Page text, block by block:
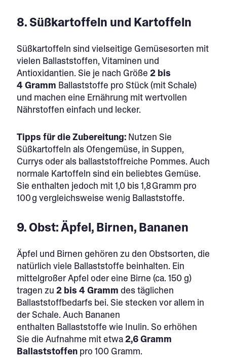
8. Süßkartoffeln und Kartoffeln
Süßkartoffeln sind vielseitige Gemüsesorten mit
vielen Ballaststoffen, Vitaminen und
Antioxidantien. Sie je nach Größe 2 bis
4 Gramm Ballaststoffe pro Stück (mit Schale)
und machen eine Ernährung mit wertvollen
Nährstoffen einfach und lecker.
Tipps für die Zubereitung: Nutzen Sie
Süßkartoffeln als Ofengemüse, in Suppen,
Currys oder als ballaststoffreiche Pommes. Auch
normale Kartoffeln sind ein beliebtes Gemüse.
Sie enthalten jedoch mit 1,0 bis 1,8 Gramm pro
100 g vergleichsweise wenig Ballaststoffe.
9. Obst: Äpfel, Birnen, Bananen
Äpfel und Birnen gehören zu den Obstsorten, die
natürlich viele Ballaststoffe beinhalten. Ein
mittelgroßer Apfel oder eine Birne (ca. 150 g)
tragen zu 2 bis 4 Gramm des täglichen
Ballaststoffbedarfs bei. Sie stecken vor allem in
der Schale. Auch Bananen
enthalten Ballaststoffe wie Inulin. So erhöhen
Sie die Aufnahme mit etwa2,6 Gramm
Ballaststoffen pro 100 Gramm.